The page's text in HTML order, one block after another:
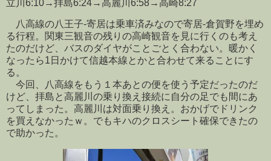
立川6:10→拝島6:24→高麗川6:58→高崎8:27
八高線の八王子-寄居は乗車済みなので寄居-倉賀野を埋め
る行程。関東三観音の残りの高崎観音を見に行くのも考え
たのだけど、バスのダイヤがことごとく合わない。暖かく
なったら1日かけて信越本線とかと合わせて来ることにす
る。
今回、八高線をもう１本あとの便を使う予定だったのだ
けど、拝島と高麗川の乗り換え接続に自分の足でも間にあ
ってしまった。高麗川は対面乗り換え。おかげでドリンク
を買えなかったｗ。でもキハのクロスシート確保できたの
で助かった。